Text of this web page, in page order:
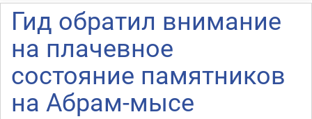
Гид обратил внимание
на плачевное
состояние памятников
на Абрам-мысе